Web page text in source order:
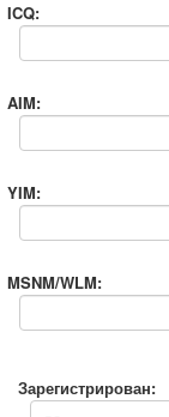
ICQ:
AIM:
YIM:
MSNM/WLM:
Зарегистрирован: